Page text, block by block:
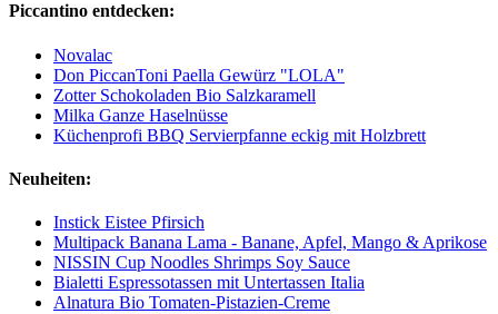
Piccantino entdecken:
Novalac
Don PiccanToni Paella Gewürz "LOLA"
Zotter Schokoladen Bio Salzkaramell
Milka Ganze Haselnüsse
Küchenprofi BBQ Servierpfanne eckig mit Holzbrett
Neuheiten:
Instick Eistee Pfirsich
Multipack Banana Lama - Banane, Apfel, Mango & Aprikose
NISSIN Cup Noodles Shrimps Soy Sauce
Bialetti Espressotassen mit Untertassen Italia
Alnatura Bio Tomaten-Pistazien-Creme